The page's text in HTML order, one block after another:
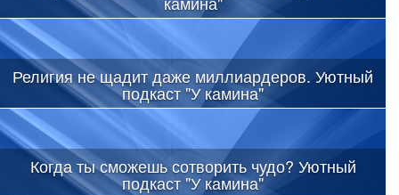
Религия не щадит даже миллиардеров. Уютный
подкаст "У камина"
Когда ты сможешь сотворить чудо? Уютный
подкаст "У камина"